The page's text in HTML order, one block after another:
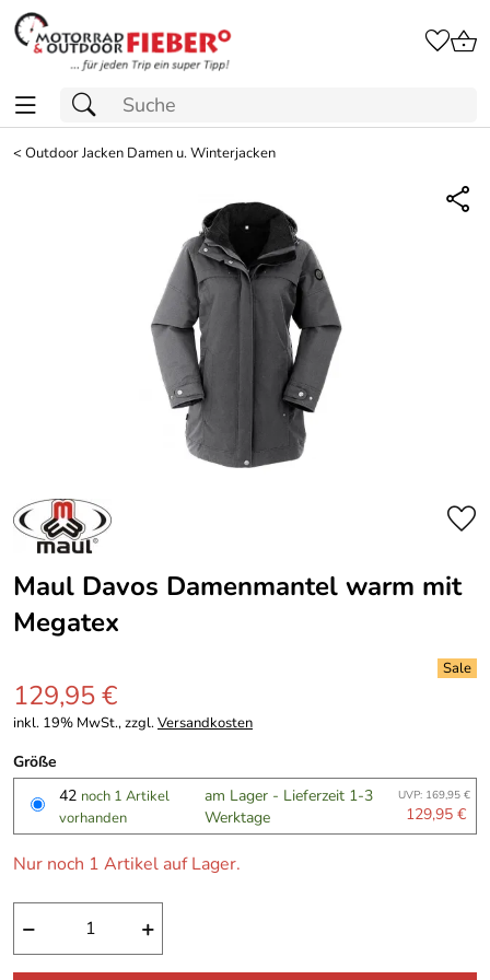
<Outdoor Jacken Damen u. Winterjacken
Maul Davos Damenmantel warm mit
Megatex
129,95 €
inkl. 19% MwSt., zzgl.Versandkosten
Größe
42 noch 1 Artikel
vorhanden
am Lager - Lieferzeit 1-3
Werktage
UVP: 169,95 €
129,95 €
Nur noch 1 Artikel auf Lager.
− +